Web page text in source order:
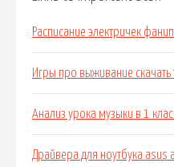
Расписание электричек
Игры про выживание
Анализ урока музыки в 1
Драйвера для ноутбука asus